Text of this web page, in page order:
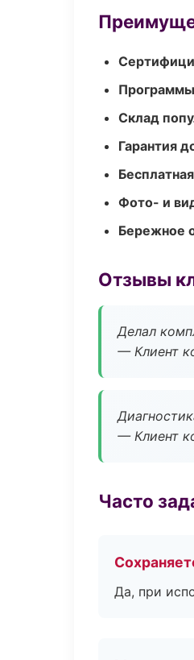
Программы
Склад
Гарантия
Фото- и
Бережное
Отзывы
Делал
— Клиент
— Клиент
Часто
Да, при